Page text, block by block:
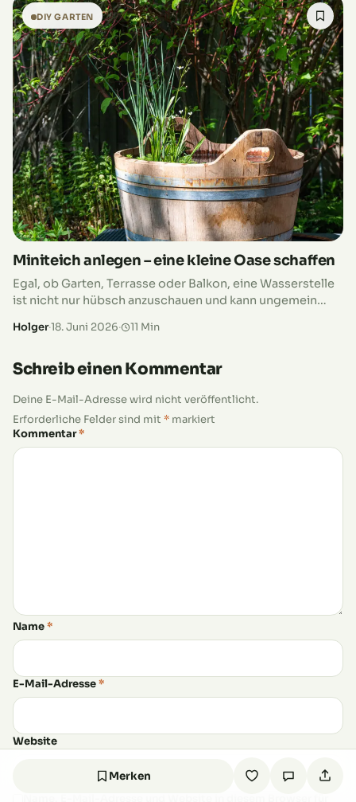
DIY GARTEN
Miniteich anlegen – eine kleine Oase schaffen
Egal, ob Garten, Terrasse oder Balkon, eine Wasserstelle
ist nicht nur hübsch anzuschauen und kann ungemein
zwischen Wasserpflanzen…
Holger·18. Juni 2026· 11 Min
Schreib einen Kommentar
Deine E-Mail-Adresse wird nicht veröffentlicht.
Erforderliche Felder sind mit * markiert
Kommentar*
Name*
E-Mail-Adresse*
Website
Merken